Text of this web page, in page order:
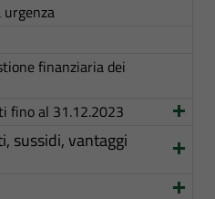
urgenza
finanziaria dei
fino al 31.12.2023
sussidi, vantaggi